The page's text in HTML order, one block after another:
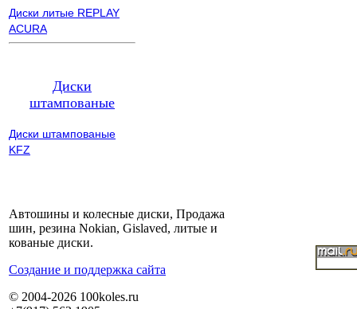
Диски литые REPLAY
ACURA
Диски
штампованые
Диски штампованые
KFZ
Автошины и колесные диски, Продажа
шин, резина Nokian, Gislaved, литые и
кованые диски.
Cоздание и поддержка сайта
© 2004-2026 100koles.ru